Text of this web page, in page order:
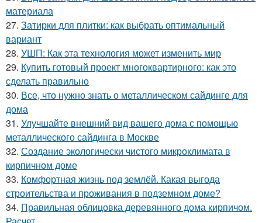
материала
27. Затирки для плитки: как выбрать оптимальный
вариант
28. УШП: Как эта технология может изменить мир
29. Купить готовый проект многоквартирного: как это
сделать правильно
30. Все, что нужно знать о металлическом сайдинге для
дома
31. Улучшайте внешний вид вашего дома с помощью
металлического сайдинга в Москве
32. Создание экологически чистого микроклимата в
кирпичном доме
33. Комфортная жизнь под землёй. Какая выгода
строительства и проживания в подземном доме?
34. Правильная облицовка деревянного дома кирпичом.